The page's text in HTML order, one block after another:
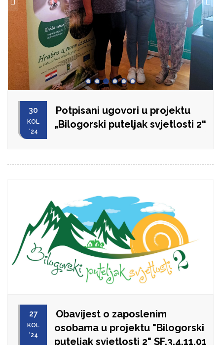
30
KOL
'24
Potpisani ugovori u projektu
„Bilogorski puteljak svjetlosti 2“
27
KOL
'24
Obavijest o zaposlenim
osobama u projektu "Bilogorski
puteljak svjetlosti 2" SF.3.4.11.01